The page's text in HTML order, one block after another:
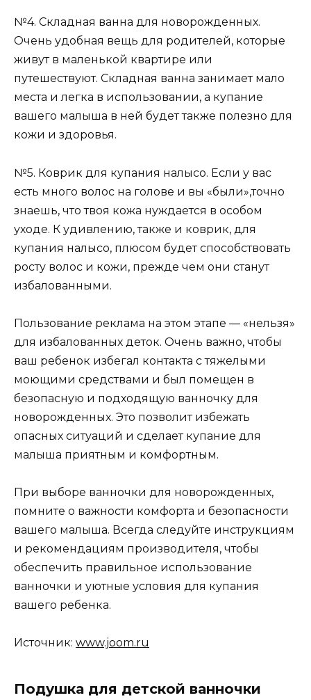
№4. Складная ванна для новорожденных.
Очень удобная вещь для родителей, которые
живут в маленькой квартире или
путешествуют. Складная ванна занимает мало
места и легка в использовании, а купание
вашего малыша в ней будет также полезно для
кожи и здоровья.
№5. Коврик для купания налысо. Если у вас
есть много волос на голове и вы «были»,точно
знаешь, что твоя кожа нуждается в особом
уходе. К удивлению, также и коврик, для
купания налысо, плюсом будет способствовать
росту волос и кожи, прежде чем они станут
избалованными.
Пользование реклама на этом этапе — «нельзя»
для избалованных деток. Очень важно, чтобы
ваш ребенок избегал контакта с тяжелыми
моющими средствами и был помещен в
безопасную и подходящую ванночку для
новорожденных. Это позволит избежать
опасных ситуаций и сделает купание для
малыша приятным и комфортным.
При выборе ванночки для новорожденных,
помните о важности комфорта и безопасности
вашего малыша. Всегда следуйте инструкциям
и рекомендациям производителя, чтобы
обеспечить правильное использование
ванночки и уютные условия для купания
вашего ребенка.
Источник: www.joom.ru
Подушка для детской ванночки